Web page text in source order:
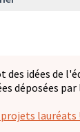
des idées de
déposées
lauréats !